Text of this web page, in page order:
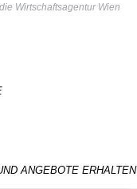
Wirtschaftsagentur Wien
ANGEBOTE ERHALTEN